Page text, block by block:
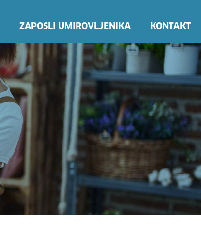
ZAPOSLI UMIROVLJENIKA KONTAKT